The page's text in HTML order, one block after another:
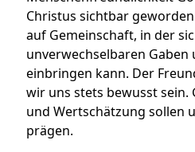
Christus sichtbar
auf Gemeinschaft, in der
unverwechselbaren Gaben
einbringen kann. Der
wir uns stets bewusst sein.
und Wertschätzung sollen
prägen.